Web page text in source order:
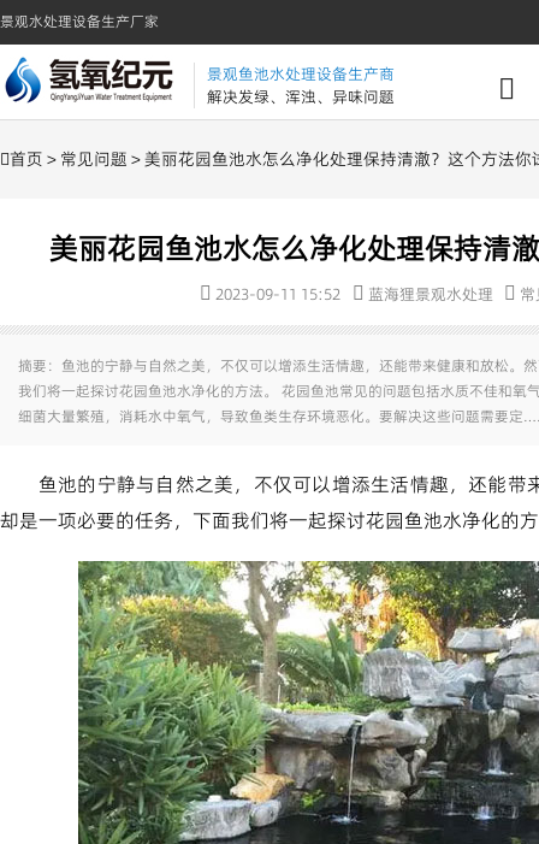
景观水处理设备生产厂家
景观鱼池水处理设备生产商
解决发绿、浑浊、异味问题
首页 > 常见问题 > 美丽花园鱼池水怎么净化处理保持清澈？这个方法你
美丽花园鱼池水怎么净化处理保持清
2023-09-11 15:52 蓝海狸景观水处理
摘要：鱼池的宁静与自然之美，不仅可以增添生活情趣，还能带来健康和放松。
我们将一起探讨花园鱼池水净化的方法。 花园鱼池常见的问题包括水质不佳和氧
细菌大量繁殖，消耗水中氧气，导致鱼类生存环境恶化。要解决这些问题需要定
鱼池的宁静与自然之美，不仅可以增添生活情趣，还能
却是一项必要的任务，下面我们将一起探讨花园鱼池水净化的